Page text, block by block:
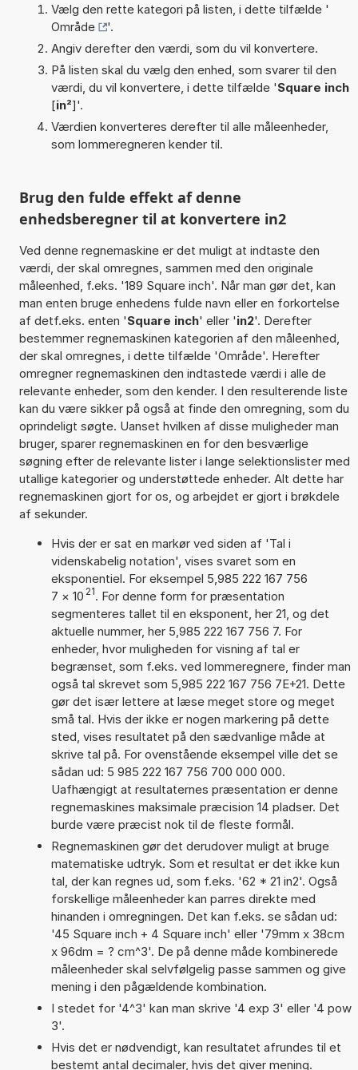
Vælg den rette kategori på listen, i dette tilfælde '
Område
'.
Angiv derefter den værdi, som du vil konvertere.
På listen skal du vælg den enhed, som svarer til den
værdi, du vil konvertere, i dette tilfælde 'Square inch
[in²]'.
Værdien konverteres derefter til alle måleenheder,
som lommeregneren kender til.
Brug den fulde effekt af denne
enhedsberegner til at konvertere in2
Ved denne regnemaskine er det muligt at indtaste den
værdi, der skal omregnes, sammen med den originale
måleenhed, f.eks. '189 Square inch'. Når man gør det, kan
man enten bruge enhedens fulde navn eller en forkortelse
af detf.eks. enten 'Square inch' eller 'in2'. Derefter
bestemmer regnemaskinen kategorien af den måleenhed,
der skal omregnes, i dette tilfælde 'Område'. Herefter
omregner regnemaskinen den indtastede værdi i alle de
relevante enheder, som den kender. I den resulterende liste
kan du være sikker på også at finde den omregning, som du
oprindeligt søgte. Uanset hvilken af disse muligheder man
bruger, sparer regnemaskinen en for den besværlige
søgning efter de relevante lister i lange selektionslister med
utallige kategorier og understøttede enheder. Alt dette har
regnemaskinen gjort for os, og arbejdet er gjort i brøkdele
af sekunder.
Hvis der er sat en markør ved siden af 'Tal i
videnskabelig notation', vises svaret som en
eksponentiel. For eksempel 5,985 222 167 756
7 × 10 21. For denne form for præsentation
segmenteres tallet til en eksponent, her 21, og det
aktuelle nummer, her 5,985 222 167 756 7. For
enheder, hvor muligheden for visning af tal er
begrænset, som f.eks. ved lommeregnere, finder man
også tal skrevet som 5,985 222 167 756 7E+21. Dette
gør det især lettere at læse meget store og meget
små tal. Hvis der ikke er nogen markering på dette
sted, vises resultatet på den sædvanlige måde at
skrive tal på. For ovenstående eksempel ville det se
sådan ud: 5 985 222 167 756 700 000 000.
Uafhængigt at resultaternes præsentation er denne
regnemaskines maksimale præcision 14 pladser. Det
burde være præcist nok til de fleste formål.
Regnemaskinen gør det derudover muligt at bruge
matematiske udtryk. Som et resultat er det ikke kun
tal, der kan regnes ud, som f.eks. '62 * 21 in2'. Også
forskellige måleenheder kan parres direkte med
hinanden i omregningen. Det kan f.eks. se sådan ud:
'45 Square inch + 4 Square inch' eller '79mm x 38cm
x 96dm = ? cm^3'. De på denne måde kombinerede
måleenheder skal selvfølgelig passe sammen og give
mening i den pågældende kombination.
I stedet for '4^3' kan man skrive '4 exp 3' eller '4 pow
3'.
Hvis det er nødvendigt, kan resultatet afrundes til et
bestemt antal decimaler, hvis det giver mening.